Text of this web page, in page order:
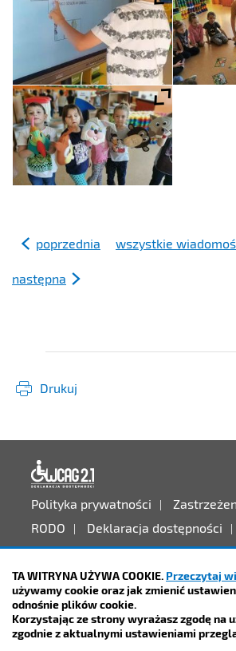
TA WITRYNA UŻYWA COOKIE. Przeczytaj
używamy cookie oraz jak zmienić
odnośnie plików cookie.
Korzystając ze strony wyrażasz zgodę na
zgodnie z aktualnymi ustawieniami
poprzednia wszystkie
następna
Drukuj
Polityka prywatności
RODO
Deklaracja dostępności